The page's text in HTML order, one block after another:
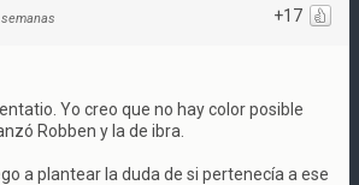
+17
Yo creo que no hay color posible
Robben y la de ibra.
a plantear la duda de si pertenecía a ese